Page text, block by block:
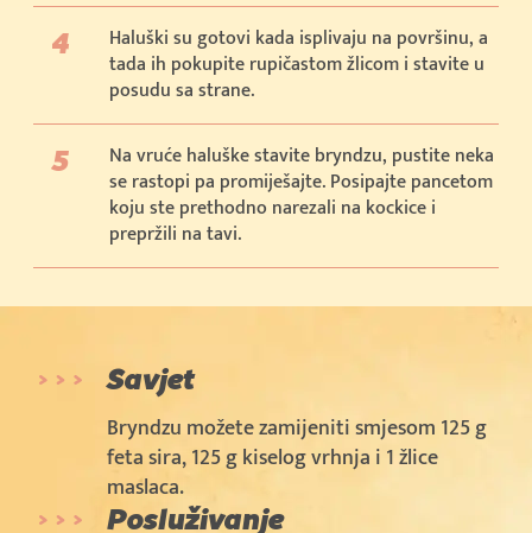
Haluški su gotovi kada isplivaju na površinu, a
tada ih pokupite rupičastom žlicom i stavite u
posudu sa strane.
Na vruće haluške stavite bryndzu, pustite neka
se rastopi pa promiješajte. Posipajte pancetom
koju ste prethodno narezali na kockice i
prepržili na tavi.
Savjet
Bryndzu možete zamijeniti smjesom 125 g
feta sira, 125 g kiselog vrhnja i 1 žlice
maslaca.
Posluživanje